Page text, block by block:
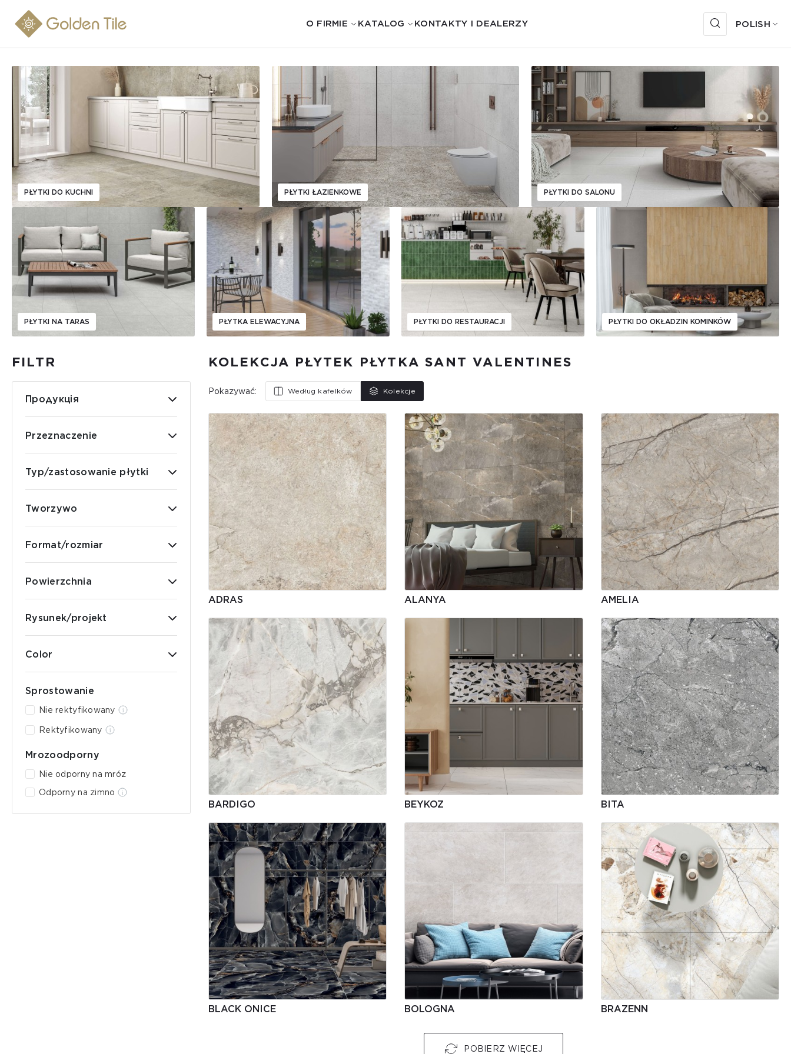
O FIRMIE KATALOG KONTAKTY I DEALERZY POLISH
PŁYTKI DO KUCHNI PŁYTKI ŁAZIENKOWE PŁYTKI DO SALONU
PŁYTKI NA TARAS PŁYTKA ELEWACYJNA PŁYTKI DO RESTAURACJI PŁYTKI DO OKŁADZIN KOMINKÓW
FILTR
Продукція
Przeznaczenie
Typ/zastosowanie płytki
Tworzywo
Format/rozmiar
Powierzchnia
Rysunek/projekt
Color
Sprostowanie
Nie rektyfikowany
Rektyfikowany
Mrozoodporny
Nie odporny na mróz
Odporny na zimno
KOLEKCJA PŁYTEK PŁYTKA SANT VALENTINES
Pokazywać: Według kafelków Kolekcje
ADRAS ALANYA AMELIA
BARDIGO BEYKOZ BITA
BLACK ONICE BOLOGNA BRAZENN
POBIERZ WIĘCEJ